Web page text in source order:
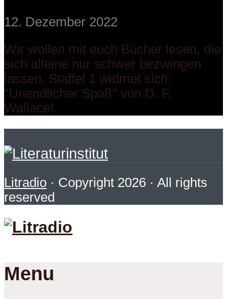
12. Dezember 2022
Wir wollen mit euch Bücher lesen, die
sich alleine nur schwer bezwingen
lassen. Staffel 1 widmet sich:
"Unendlicher Spaß" von D. F.
Wallace!
Litradio · Copyright 2026 · All rights
reserved
Menu